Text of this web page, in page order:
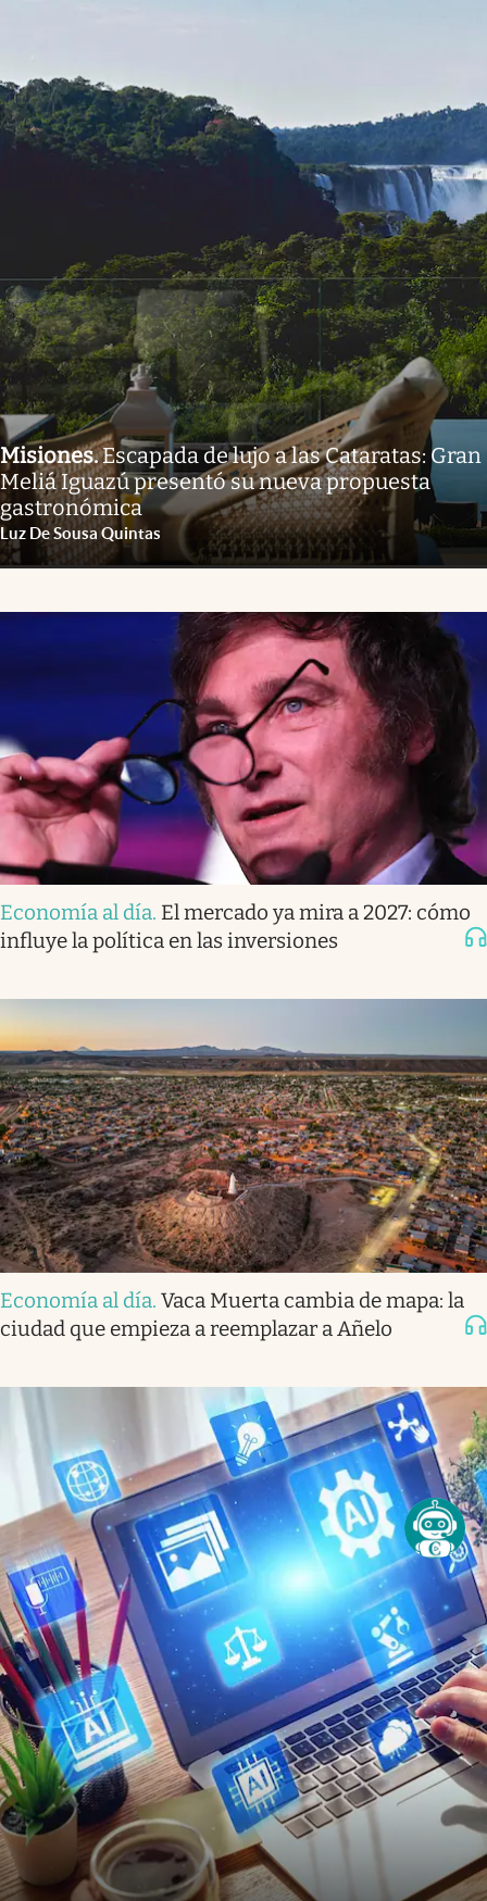
Misiones.Escapada de lujo a las Cataratas: Gran
Meliá Iguazú presentó su nueva propuesta
gastronómica
Luz De Sousa Quintas
Economía al día. El mercado ya mira a 2027: cómo
influye la política en las inversiones
Economía al día. Vaca Muerta cambia de mapa: la
ciudad que empieza a reemplazar a Añelo